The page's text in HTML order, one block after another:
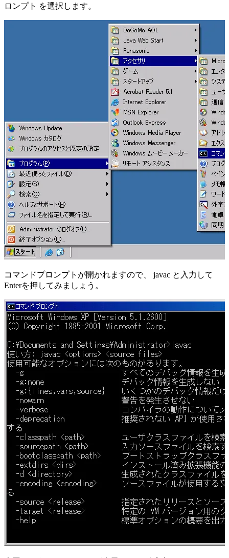
ロンプト を選択します。
コマンドプロンプトが開かれますので、 javac と入力して
Enterを押してみましょう。